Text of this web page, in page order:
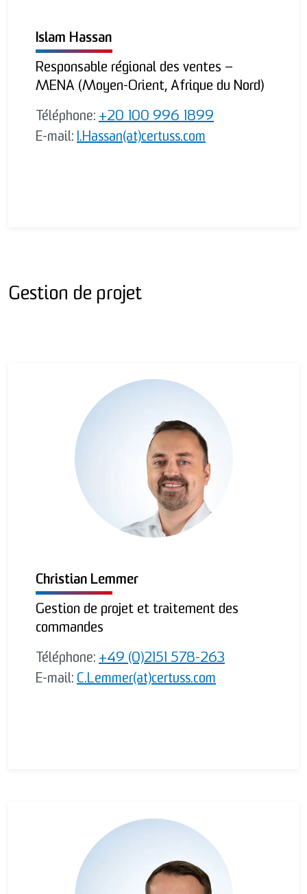
Responsable régional des ventes –
MENA (Moyen-Orient, Afrique du Nord)
Islam Hassan
Téléphone: +20 100 996 1899
E-mail: I.Hassan(at)certuss.com
Gestion de projet
Gestion de projet et traitement des
commandes
Christian Lemmer
Téléphone: +49 (0)2151 578-263
E-mail: C.Lemmer(at)certuss.com